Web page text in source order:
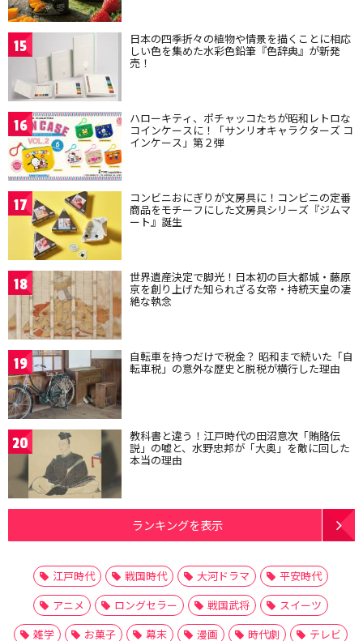
15 日本の四季折々の植物や情景を描くことに相応
しい色を集めた水彩色鉛筆『色辞典』が新発
売！
16 ハローキティ、ポチャッコたちが昭和レトロな
コインケースに！「サンリオキャラクターズ コ
インケース」第２弾
17 コンビニおにぎりが文房具に！コンビニの定番
商品をモチーフにした文房具シリーズ『ジムマ
ート』誕生
18 世界遺産決定で脚光！日本初の巨大都城・藤原
京を創り上げた知られざる女帝・持統天皇の凄
絶な執念
19 自転車を持つだけで税金？ 昭和まで続いた「自
転車税」の意外な歴史と脱税が横行した理由
20 教科書と違う！江戸時代の田沼意次「賄賂伝
説」の嘘と、水野忠邦が「大奥」を敵に回した
本当の理由
ランキングを表示
江戸時代 戦国時代 大河ドラマ
平安時代
アニメ
ロングセラー 戦国武将
スイーツ
雑学
お菓子 幕末 漫画 時代劇
テレビ